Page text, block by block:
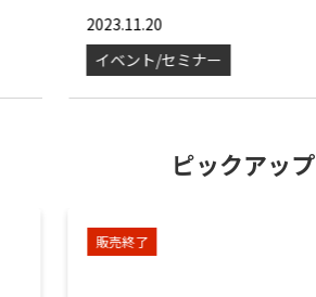
2023.11.20
イベント/セミナー
ピックアップ
販売終了